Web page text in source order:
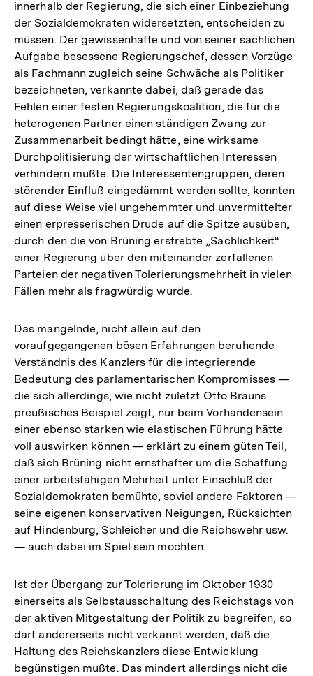
innerhalb der Regierung, die sich einer Einbeziehung
der Sozialdemokraten widersetzten, entscheiden zu
müssen. Der gewissenhafte und von seiner sachlichen
Aufgabe besessene Regierungschef, dessen Vorzüge
als Fachmann zugleich seine Schwäche als Politiker
bezeichneten, verkannte dabei, daß gerade das
Fehlen einer festen Regierungskoalition, die für die
heterogenen Partner einen ständigen Zwang zur
Zusammenarbeit bedingt hätte, eine wirksame
Durchpolitisierung der wirtschaftlichen Interessen
verhindern mußte. Die Interessentengruppen, deren
störender Einfluß eingedämmt werden sollte, konnten
auf diese Weise viel ungehemmter und unvermittelter
einen erpresserischen Drude auf die Spitze ausüben,
durch den die von Brüning erstrebte „Sachlichkeit“
einer Regierung über den miteinander zerfallenen
Parteien der negativen Tolerierungsmehrheit in vielen
Fällen mehr als fragwürdig wurde.
Das mangelnde, nicht allein auf den
voraufgegangenen bösen Erfahrungen beruhende
Verständnis des Kanzlers für die integrierende
Bedeutung des parlamentarischen Kompromisses —
die sich allerdings, wie nicht zuletzt Otto Brauns
preußisches Beispiel zeigt, nur beim Vorhandensein
einer ebenso starken wie elastischen Führung hätte
voll auswirken können — erklärt zu einem güten Teil,
daß sich Brüning nicht ernsthafter um die Schaffung
einer arbeitsfähigen Mehrheit unter Einschluß der
Sozialdemokraten bemühte, soviel andere Faktoren —
seine eigenen konservativen Neigungen, Rücksichten
auf Hindenburg, Schleicher und die Reichswehr usw.
— auch dabei im Spiel sein mochten.
Ist der Übergang zur Tolerierung im Oktober 1930
einerseits als Selbstausschaltung des Reichstags von
der aktiven Mitgestaltung der Politik zu begreifen, so
darf andererseits nicht verkannt werden, daß die
Haltung des Reichskanzlers diese Entwicklung
begünstigen mußte. Das mindert allerdings nicht die